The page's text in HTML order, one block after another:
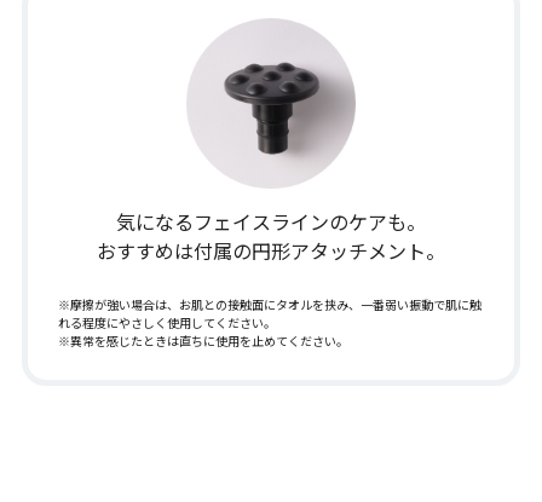
気になるフェイスラインのケアも。
おすすめは付属の円形アタッチメント。
※摩擦が強い場合は、お肌との接触面にタオルを挟み、一番弱い振動で肌に触
れる程度にやさしく使用してください。
※異常を感じたときは直ちに使用を止めてください｡